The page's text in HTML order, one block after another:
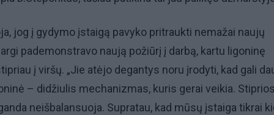
jog į gydymo įstaigą pavyko pritraukti nemažai naujų
pademonstravo naują požiūrį į darbą, kartu ligoninę
į viršų. „Jie atėjo degantys noru įrodyti, kad gali
– didžiulis mechanizmas, kuris gerai veikia.
neišbalansuoja. Supratau, kad mūsų įstaiga tikrai